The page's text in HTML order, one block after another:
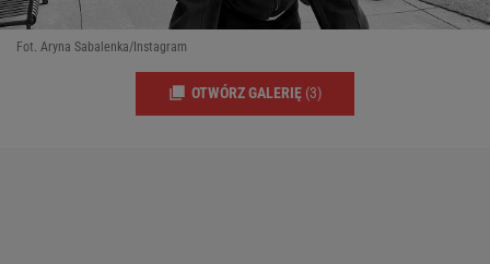
Fot. Aryna Sabalenka/Instagram
OTWÓRZ GALERIĘ (3)